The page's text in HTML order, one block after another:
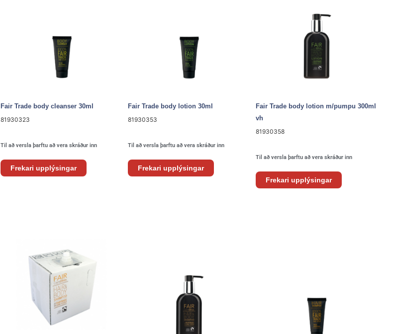
Fair Trade body cleanser 30ml
81930323
Til að versla þarftu að vera skráður inn
Frekari upplýsingar
Fair Trade body lotion 30ml
81930353
Til að versla þarftu að vera skráður inn
Frekari upplýsingar
Fair Trade body lotion m/pumpu 300ml
vh
81930358
Til að versla þarftu að vera skráður inn
Frekari upplýsingar